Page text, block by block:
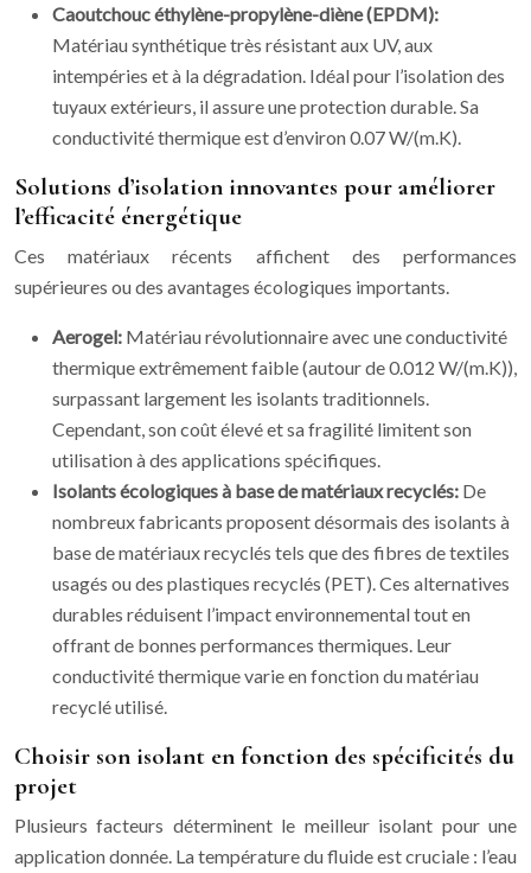
Caoutchouc éthylène-propylène-diène (EPDM):
Matériau synthétique très résistant aux UV, aux
intempéries et à la dégradation. Idéal pour l’isolation des
tuyaux extérieurs, il assure une protection durable. Sa
conductivité thermique est d’environ 0.07 W/(m.K).
Solutions d’isolation innovantes pour améliorer
l’efficacité énergétique
Ces matériaux récents affichent des performances
supérieures ou des avantages écologiques importants.
Aerogel: Matériau révolutionnaire avec une conductivité
thermique extrêmement faible (autour de 0.012 W/(m.K)),
surpassant largement les isolants traditionnels.
Cependant, son coût élevé et sa fragilité limitent son
utilisation à des applications spécifiques.
Isolants écologiques à base de matériaux recyclés: De
nombreux fabricants proposent désormais des isolants à
base de matériaux recyclés tels que des fibres de textiles
usagés ou des plastiques recyclés (PET). Ces alternatives
durables réduisent l’impact environnemental tout en
offrant de bonnes performances thermiques. Leur
conductivité thermique varie en fonction du matériau
recyclé utilisé.
Choisir son isolant en fonction des spécificités du
projet
Plusieurs facteurs déterminent le meilleur isolant pour une
application donnée. La température du fluide est cruciale : l’eau